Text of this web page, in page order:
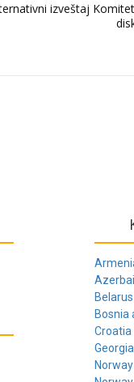
izveštaj
Bosnia
Croatia